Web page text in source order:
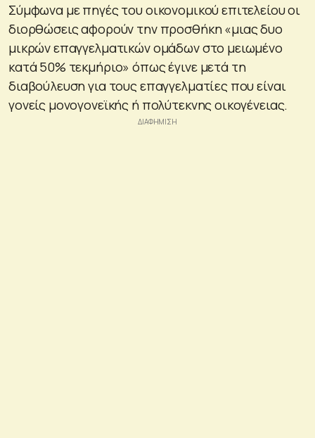
Σύμφωνα με πηγές του οικονομικού επιτελείου οι
διορθώσεις αφορούν την προσθήκη «μιας δυο
μικρών επαγγελματικών ομάδων στο μειωμένο
κατά 50% τεκμήριο» όπως έγινε μετά τη
διαβούλευση για τους επαγγελματίες που είναι
γονείς μονογονεϊκής ή πολύτεκνης οικογένειας.